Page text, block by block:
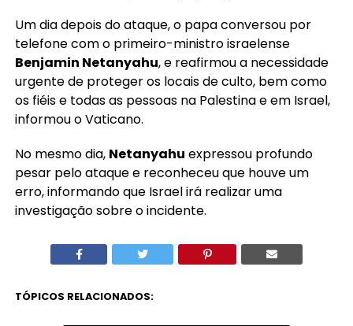
Um dia depois do ataque, o papa conversou por
telefone com o primeiro-ministro israelense
Benjamin Netanyahu, e reafirmou a necessidade
urgente de proteger os locais de culto, bem como
os fiéis e todas as pessoas na Palestina e em Israel,
informou o Vaticano.
No mesmo dia, Netanyahu expressou profundo
pesar pelo ataque e reconheceu que houve um
erro, informando que Israel irá realizar uma
investigação sobre o incidente.
TÓPICOS RELACIONADOS: